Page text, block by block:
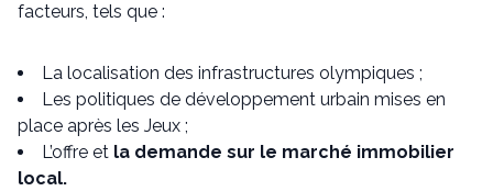
facteurs, tels que :
La localisation des infrastructures olympiques ;
Les politiques de développement urbain mises en
place après les Jeux ;
L’offre et la demande sur le marché immobilier
local.